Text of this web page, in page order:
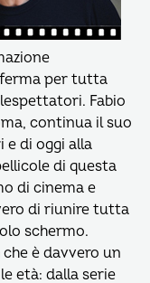
per tutta
Fabio
continua il suo
e di oggi alla
di questa
di cinema e
di riunire tutta
schermo.
è davvero un
età: dalla serie